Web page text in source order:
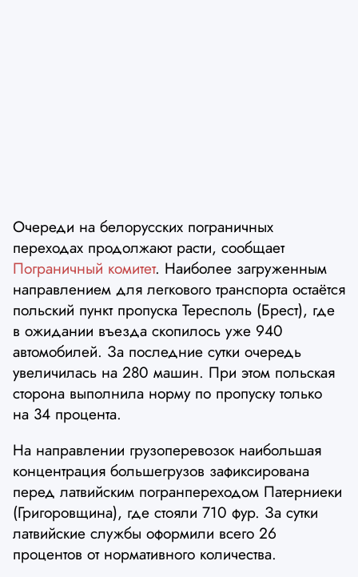
Очереди на белорусских пограничных
переходах продолжают расти, сообщает
Пограничный комитет. Наиболее загруженным
направлением для легкового транспорта остаётся
польский пункт пропуска Тересполь (Брест), где
в ожидании въезда скопилось уже 940
автомобилей. За последние сутки очередь
увеличилась на 280 машин. При этом польская
сторона выполнила норму по пропуску только
на 34 процента.
На направлении грузоперевозок наибольшая
концентрация большегрузов зафиксирована
перед латвийским погранпереходом Патерниеки
(Григоровщина), где стояли 710 фур. За сутки
латвийские службы оформили всего 26
процентов от нормативного количества.